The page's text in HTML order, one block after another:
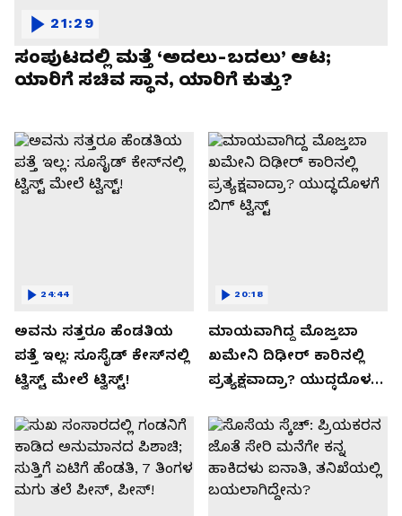
ಸಂಪುಟದಲ್ಲಿ ಮತ್ತೆ ‘ಅದಲು-ಬದಲು’ ಆಟ;
ಯಾರಿಗೆ ಸಚಿವ ಸ್ಥಾನ, ಯಾರಿಗೆ ಕುತ್ತು?
21:29
ಅವನು ಸತ್ತರೂ ಹೆಂಡತಿಯ
ಪತ್ತೆ ಇಲ್ಲ: ಸೂಸೈಡ್​​ ಕೇಸ್​​ನಲ್ಲಿ
ಟ್ವಿಸ್ಟ್​ ಮೇಲೆ ಟ್ವಿಸ್ಟ್!
24:44
ಮಾಯವಾಗಿದ್ದ ಮೊಜ್ತಬಾ
ಖಮೇನಿ ದಿಢೀರ್ ಕಾರಿನಲ್ಲಿ
ಪ್ರತ್ಯಕ್ಷವಾದ್ರಾ? ಯುದ್ಧದೊಳಗೆ
20:18